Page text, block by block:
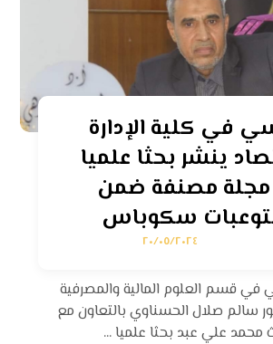
في كلية الإدارة
ينشر بحثا علميا
مصنفة ضمن
سكوباس
٢٠/٠٥/٢٠٢٤
في قسم العلوم المالية والمصرفية
سالم صلال الحسناوي بالتعاون مع
محمد علي عبد بحثا علميا ...